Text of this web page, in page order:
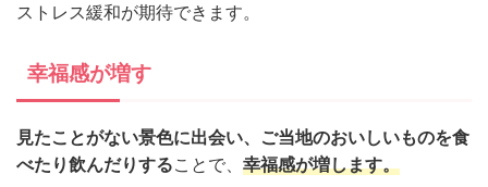
ストレス緩和が期待できます。
幸福感が増す
見たことがない景色に出会い、ご当地のおいしいものを食
べたり飲んだりすることで、 幸福感が増します。